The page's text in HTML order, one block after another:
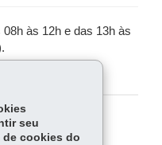
às 12h e das 13h às
seu
cookies do